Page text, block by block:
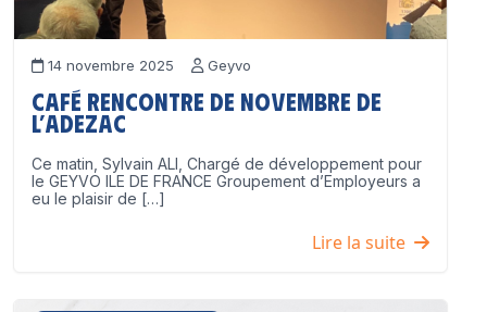
14 novembre 2025 Geyvo
Café Rencontre de Novembre de
l’ADEZAC
Ce matin, Sylvain ALI, Chargé de développement pour
le GEYVO ILE DE FRANCE Groupement d’Employeurs a
eu le plaisir de […]
Lire la suite